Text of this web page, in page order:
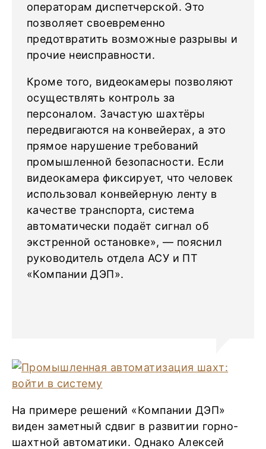
операторам диспетчерской. Это
позволяет своевременно
предотвратить возможные разрывы и
прочие неисправности.
Кроме того, видеокамеры позволяют
осуществлять контроль за
персоналом. Зачастую шахтёры
передвигаются на конвейерах, а это
прямое нарушение требований
промышленной безопасности. Если
видеокамера фиксирует, что человек
использовал конвейерную ленту в
качестве транспорта, система
автоматически подаёт сигнал об
экстренной остановке», — пояснил
руководитель отдела АСУ и ПТ
«Компании ДЭП».
На примере решений «Компании ДЭП»
виден заметный сдвиг в развитии горно-
шахтной автоматики. Однако Алексей